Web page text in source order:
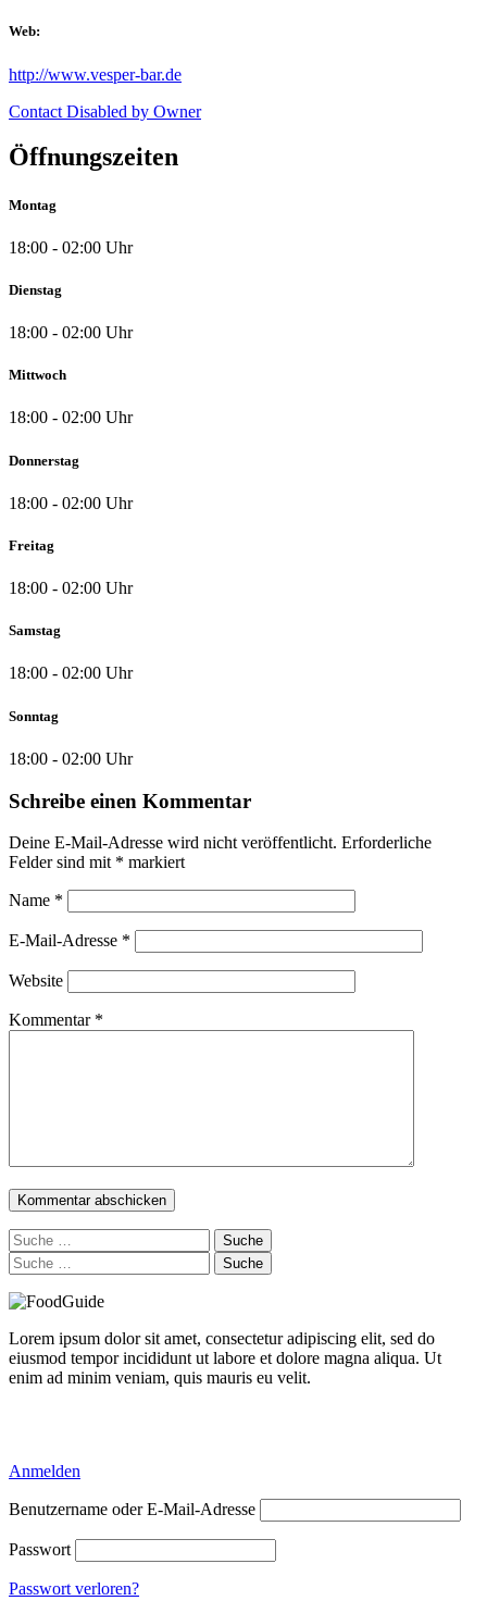
Web:
http://www.vesper-bar.de
Contact Disabled by Owner
Öffnungszeiten
Montag
18:00 - 02:00 Uhr
Dienstag
18:00 - 02:00 Uhr
Mittwoch
18:00 - 02:00 Uhr
Donnerstag
18:00 - 02:00 Uhr
Freitag
18:00 - 02:00 Uhr
Samstag
18:00 - 02:00 Uhr
Sonntag
18:00 - 02:00 Uhr
Schreibe einen Kommentar
Deine E-Mail-Adresse wird nicht veröffentlicht. Erforderliche
Felder sind mit * markiert
Name *
E-Mail-Adresse *
Website
Kommentar *
Suche
nach:
Suche
nach:
Lorem ipsum dolor sit amet, consectetur adipiscing elit, sed do
eiusmod tempor incididunt ut labore et dolore magna aliqua. Ut
enim ad minim veniam, quis mauris eu velit.
Anmelden
Benutzername oder E-Mail-Adresse
Passwort
Passwort verloren?